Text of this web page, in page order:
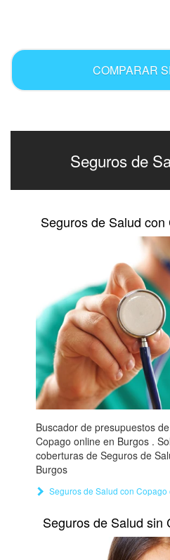
COMPARAR
Seguros de
Seguros de Salud
Buscador de presupuestos
Copago online en Burgos .
coberturas de Seguros de
Burgos
Seguros de Salud con Copago
Seguros de Salud sin